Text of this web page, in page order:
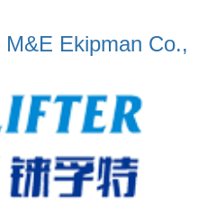
M&E Ekipman Co.,